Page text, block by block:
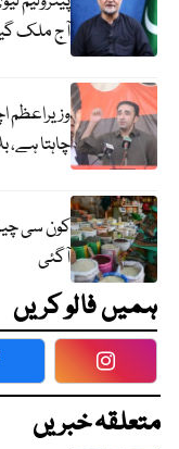
آج ملک گیر احتجاج، 510
وزیراعظم
چاہتا ہے،
کون سی
آگئی
ہمیں فالو کریں
متعلقہ خبریں